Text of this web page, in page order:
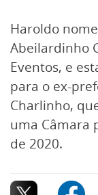
Haroldo
Abeilardinho
Eventos, e
para o ex-
Charlinho,
uma Câmara
de 2020.